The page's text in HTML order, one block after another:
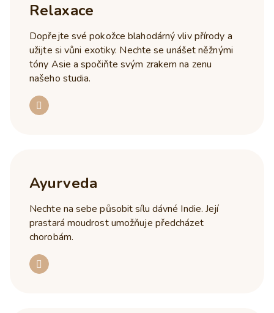
Relaxace
Dopřejte své pokožce blahodárný vliv přírody a
užijte si vůni exotiky. Nechte se unášet něžnými
tóny Asie a spočiňte svým zrakem na zenu
našeho studia.
Ayurveda
Nechte na sebe působit sílu dávné Indie. Její
prastará moudrost umožňuje předcházet
chorobám.